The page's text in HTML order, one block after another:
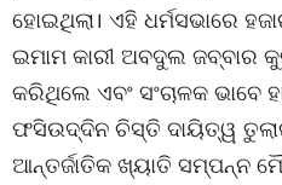
ହୋଇଥିଲା। ଏହି ଧର୍ମସଭାରେ
ଇମାମ କାରୀ ଅବଦୁଲ ଜବ୍‌ବାର
କରିଥିଲେ ଏବଂ ସଂଚାଳକ ଭାବେ
ଫସିଉଦ୍ଦିନ ଚିସ୍ତି ଦାୟିତ୍ୱ
ଆନ୍ତର୍ଜାତିକ ଖ୍ୟାତି ସମ୍ପନ୍ନ